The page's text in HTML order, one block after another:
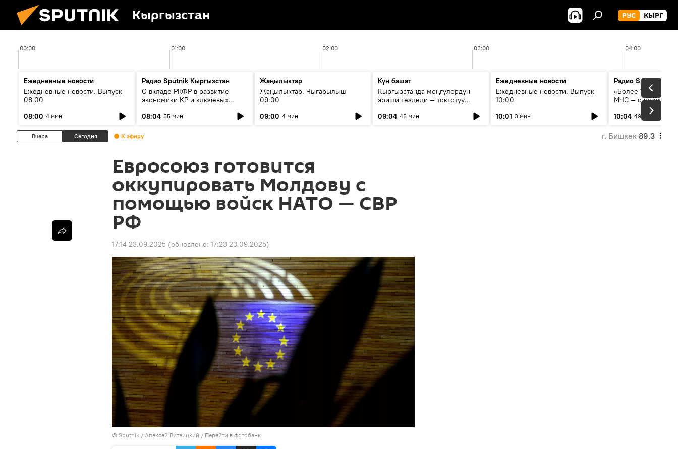
Кыргызстан РУС КЫРГ
00:00 01:00 02:00 03:00 04:00
Ежедневные новости
Ежедневные новости. Выпуск
08:00
08:00 4 мин
Радио Sputnik Кыргызстан
О вкладе РКФР в развитие
экономики КР и ключевых
08:04 55 мин
Жаңылыктар
Жаңылыктар. Чыгарылыш
09:00
09:00 4 мин
Күн башат
Кыргызстанда мөңгүлөрдүн
эриши тездеди — токтотуу
09:04 46 мин
Ежедневные новости
Ежедневные новости. Выпуск
10:00
10:01 3 мин
Радио Sputnik
«Более 1200 сёл в
МЧС — о климате,
системе
населения
10:04 49 мин
Вчера Сегодня К эфиру г. Бишкек 89.3
Евросоюз готовится
оккупировать Молдову с
помощью войск НАТО — СВР
РФ
17:14 23.09.2025 (обновлено: 17:23 23.09.2025)
© Sputnik / Алексей Витвицкий / Перейти в фотобанк